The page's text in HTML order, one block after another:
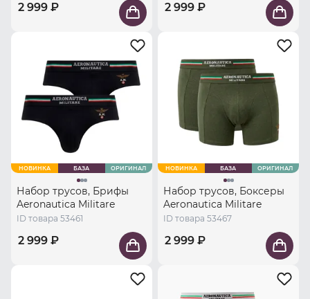
2 999 ₽ 2 999 ₽
НОВИНКА БАЗА ОРИГИНАЛ
Набор трусов, Брифы
Aeronautica Militare
ID товара 53461
2 999 ₽
НОВИНКА БАЗА ОРИГИНАЛ
Набор трусов, Боксеры
Aeronautica Militare
ID товара 53467
2 999 ₽